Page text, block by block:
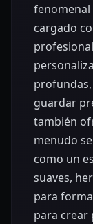
fenomenal
cargado
guardar
también
menudo
como un
suaves,
para
para crear